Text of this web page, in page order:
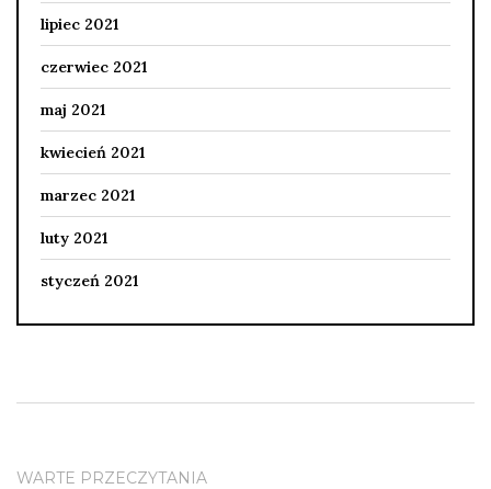
lipiec 2021
czerwiec 2021
maj 2021
kwiecień 2021
marzec 2021
luty 2021
styczeń 2021
WARTE PRZECZYTANIA